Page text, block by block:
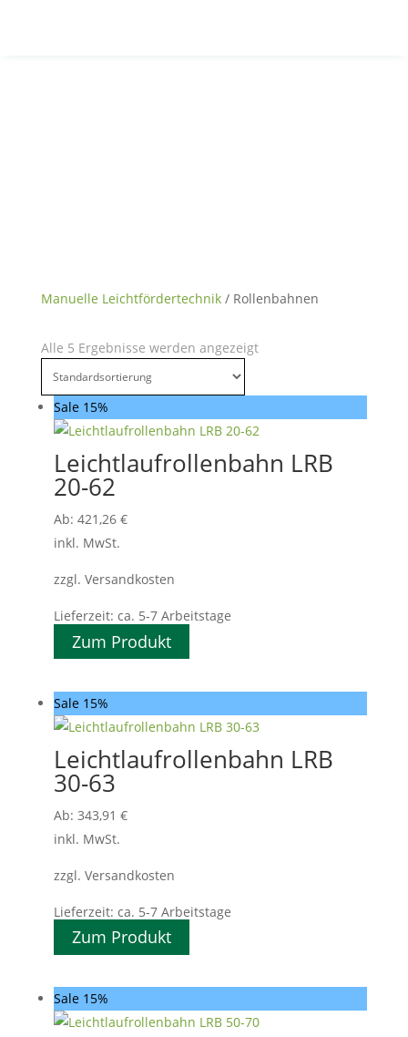
Manuelle Leichtfördertechnik/ Rollenbahnen
Alle 5 Ergebnisse werden angezeigt
Sale 15%
Leichtlaufrollenbahn LRB
20-62
Ab: 421,26 €
inkl. MwSt.
zzgl. Versandkosten
Lieferzeit: ca. 5-7 Arbeitstage
Zum Produkt
Sale 15%
Leichtlaufrollenbahn LRB
30-63
Ab: 343,91 €
inkl. MwSt.
zzgl. Versandkosten
Lieferzeit: ca. 5-7 Arbeitstage
Zum Produkt
Sale 15%